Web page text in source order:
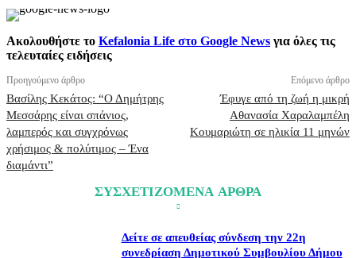
Ακολουθήστε το Kefalonia Life στο Google News για όλες τις
τελευταίες ειδήσεις
Προηγούμενο άρθρο
Βασίλης Κεκάτος: “Ο Δημήτρης
Μεσσάρης είναι σπάνιος,
λαμπερός και συγχρόνως
χρήσιμος & πολύτιμος – Ένα
διαμάντι”
Επόμενο άρθρο
Έφυγε από τη ζωή η μικρή
Αθανασία Χαραλαμπέλη
Κουμαριώτη σε ηλικία 11 μηνών
ΣΥΣΧΕΤΙΖΟΜΕΝΑ ΑΡΘΡΑ
Δείτε σε απευθείας σύνδεση την 22η
συνεδρίαση Δημοτικού Συμβουλίου Δήμου